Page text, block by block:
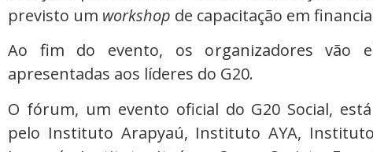
previsto um workshop de capacitação em
Ao fim do evento, os organizadores vão
apresentadas aos líderes do G20.
O fórum, um evento oficial do G20 Social,
pelo Instituto Arapyaú, Instituto AYA,